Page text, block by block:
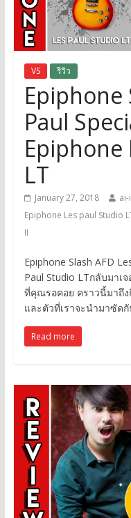
VS รีวิว
Epiphone
Paul
Epiphone
LT
January 27, 2018
Epiphone Les paul Studio
II
Epiphone Slash AFD
Paul Studio LTกลับมาเ
ที่คุณรอคอย คราวนี้มาถึง
และตัวที่เราจะนำมาซัดกั
Read more